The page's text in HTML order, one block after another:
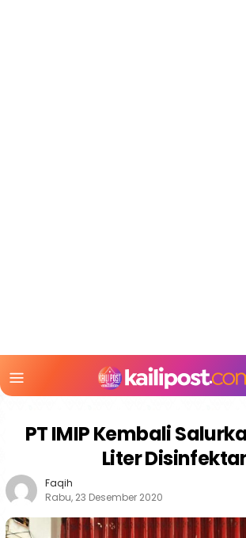
Mobile
PT IMIP Kembali
Liter
Faqih
Rabu, 23 Desember 2020